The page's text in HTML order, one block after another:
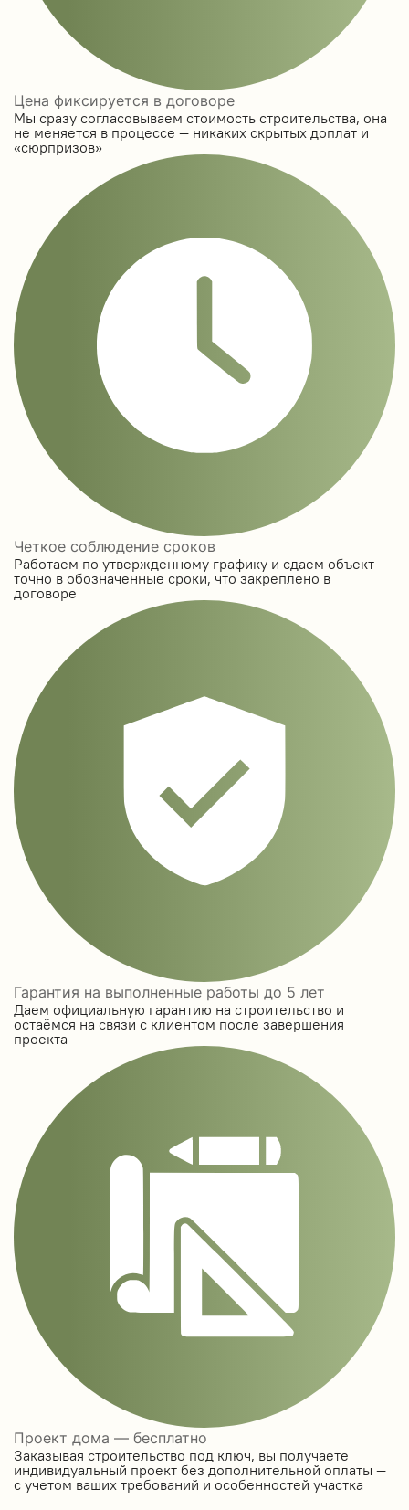
Цена фиксируется в договоре
Мы сразу согласовываем стоимость строительства, она
не меняется в процессе — никаких скрытых доплат и
«сюрпризов»
Четкое соблюдение сроков
Работаем по утвержденному графику и сдаем объект
точно в обозначенные сроки, что закреплено в
договоре
Гарантия на выполненные работы до 5 лет
Даем официальную гарантию на строительство и
остаёмся на связи с клиентом после завершения
проекта
Проект дома — бесплатно
Заказывая строительство под ключ, вы получаете
индивидуальный проект без дополнительной оплаты —
с учетом ваших требований и особенностей участка